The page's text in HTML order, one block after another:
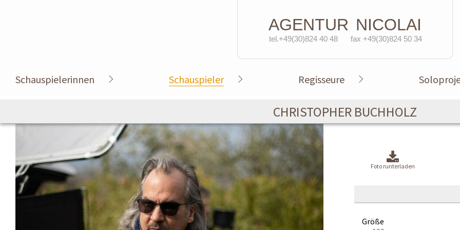
AGENTUR NICOLAI
tel.+49(30)824 40 48 fax +49(30)824 50 34
Schauspielerinnen Schauspieler Regisseure
CHRISTOPHER BUCHHOLZ
Foto runterladen
Größe